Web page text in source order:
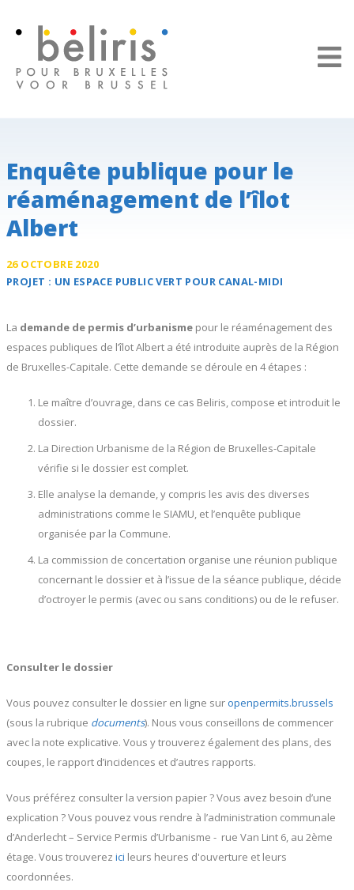
Enquête publique pour le
réaménagement de l’îlot
Albert
26 OCTOBRE 2020
PROJET : UN ESPACE PUBLIC VERT POUR CANAL-MIDI
La demande de permis d’urbanisme pour le réaménagement des
espaces publiques de l’îlot Albert a été introduite auprès de la Région
de Bruxelles-Capitale. Cette demande se déroule en 4 étapes :
Le maître d’ouvrage, dans ce cas Beliris, compose et introduit le
dossier.
La Direction Urbanisme de la Région de Bruxelles-Capitale
vérifie si le dossier est complet.
Elle analyse la demande, y compris les avis des diverses
administrations comme le SIAMU, et l’enquête publique
organisée par la Commune.
La commission de concertation organise une réunion publique
concernant le dossier et à l’issue de la séance publique, décide
d’octroyer le permis (avec ou sans conditions) ou de le refuser.
Consulter le dossier
Vous pouvez consulter le dossier en ligne suropenpermits.brussels
(sous la rubrique documents). Nous vous conseillons de commencer
avec la note explicative. Vous y trouverez également des plans, des
coupes, le rapport d’incidences et d’autres rapports.
Vous préférez consulter la version papier ? Vous avez besoin d’une
explication ? Vous pouvez vous rendre à l’administration communale
d’Anderlecht – Service Permis d’Urbanisme - rue Van Lint 6, au 2ème
étage. Vous trouverez ici leurs heures d'ouverture et leurs
coordonnées.